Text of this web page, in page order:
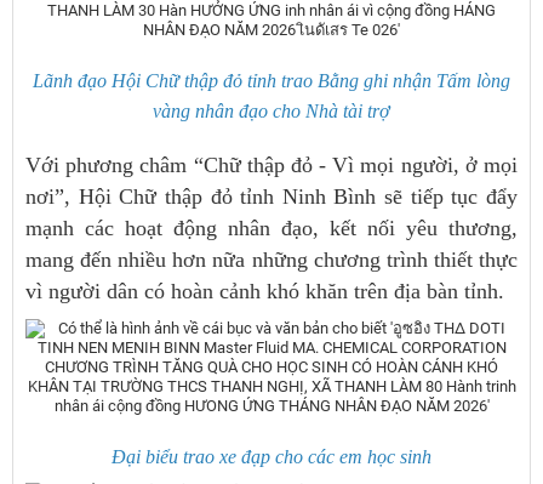
Lãnh đạo Hội Chữ thập đỏ tỉnh trao Bằng ghi nhận Tấm lòng
vàng nhân đạo cho Nhà tài trợ
Với phương châm “Chữ thập đỏ - Vì mọi người, ở mọi
nơi”, Hội Chữ thập đỏ tỉnh Ninh Bình sẽ tiếp tục đẩy
mạnh các hoạt động nhân đạo, kết nối yêu thương,
mang đến nhiều hơn nữa những chương trình thiết thực
vì người dân có hoàn cảnh khó khăn trên địa bàn tỉnh.
Đại biểu trao xe đạp cho các em học sinh